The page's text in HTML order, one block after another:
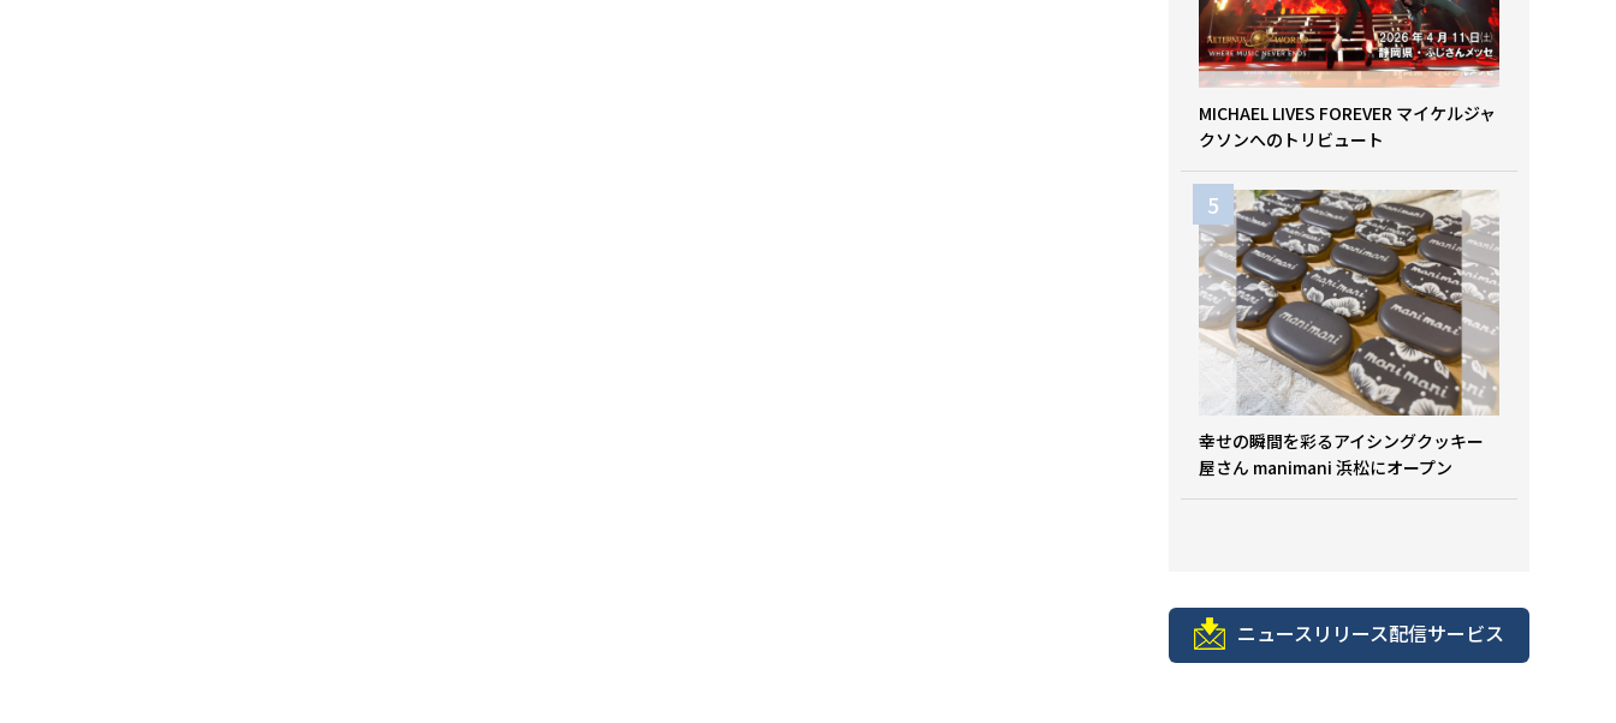
MICHAEL LIVES FOREVER マイケルジャ
クソンへのトリビュート
幸せの瞬間を彩るアイシングクッキー
屋さん manimani 浜松にオープン
ニュースリリース配信サービス